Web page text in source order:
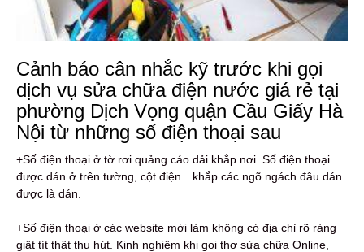
Cảnh báo cân nhắc kỹ trước khi gọi
dịch vụ sửa chữa điện nước giá rẻ tại
phường Dịch Vọng quận Cầu Giấy Hà
Nội từ những số điện thoại sau
+Số điện thoại ở tờ rơi quảng cáo dải khắp nơi. Số điện thoại
được dán ở trên tường, cột điện…khắp các ngõ ngách đâu dán
được là dán.
+Số điện thoại ở các website mới làm không có địa chỉ rõ ràng
giật tít thật thu hút. Kinh nghiệm khi gọi thợ sửa chữa Online,